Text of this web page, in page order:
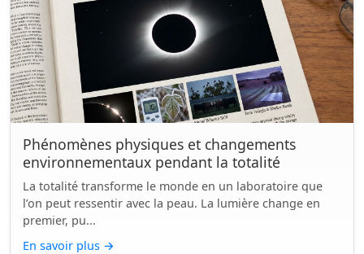
Phénomènes physiques et changements
environnementaux pendant la totalité
La totalité transforme le monde en un laboratoire que
l’on peut ressentir avec la peau. La lumière change en
premier, pu...
En savoir plus →